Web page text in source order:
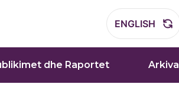
ENGLISH
dhe Raportet Arkiva